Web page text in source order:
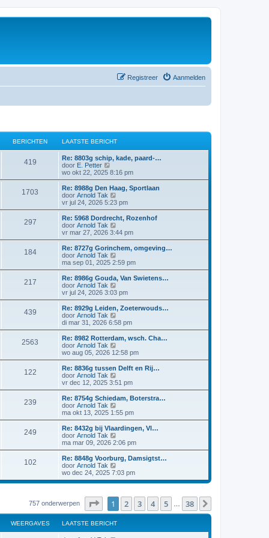
Aanmelden
Registreer
BERICHTEN LAATSTE BERICHT
419
Re: 8803g schip, kade, paard-…
door E. Petter
e
k
i
j
k
a
t
s
e
b
e
r
i
c
h
t
wo okt 22, 2025 8:16 pm
1703
Re: 8988g Den Haag, Sportlaan
door Arnold Tak
e
k
i
k
a
a
t
s
e
e
r
i
h
t
vr jul 24, 2026 5:23 pm
297
Re: 5968 Dordrecht, Rozenhof
door Arnold Tak
e
k
i
k
a
a
t
s
e
e
r
i
h
t
vr mar 27, 2026 3:44 pm
184
Re: 8727g Gorinchem, omgeving…
door Arnold Tak
e
k
j
k
a
a
t
s
e
e
r
h
t
ma sep 01, 2025 2:59 pm
217
Re: 8986g Gouda, Van Swietens…
door Arnold Tak
e
k
j
k
a
t
s
e
e
r
i
h
t
vr jul 24, 2026 3:03 pm
439
Re: 8929g Leiden, Zoeterwouds…
door Arnold Tak
e
k
i
k
a
a
t
s
e
e
r
i
h
t
di mar 31, 2026 6:58 pm
2563
Re: 8982 Rotterdam, wsch. Cha…
door Arnold Tak
e
k
k
a
t
s
e
e
r
i
h
t
wo aug 05, 2026 12:58 pm
122
Re: 8836g tussen Delft en Rij…
door Arnold Tak
e
k
i
k
a
s
e
e
r
c
t
vr dec 12, 2025 3:51 pm
239
Re: 8754g Schiedam, Boterstra…
door Arnold Tak
e
k
i
k
a
t
s
t
b
r
i
h
ma okt 13, 2025 1:55 pm
249
Re: 8432g bij Vlaardingen, Vl…
door Arnold Tak
e
k
i
k
a
t
t
e
ma mar 09, 2026 2:06 pm
102
Re: 8848g Voorburg, Damsigtst…
door Arnold Tak
e
k
a
a
wo dec 24, 2025 7:03 pm
757 onderwerpen Pagina1 van 38
1 2 3 4 5 38
WEERGAVES LAATSTE BERICHT